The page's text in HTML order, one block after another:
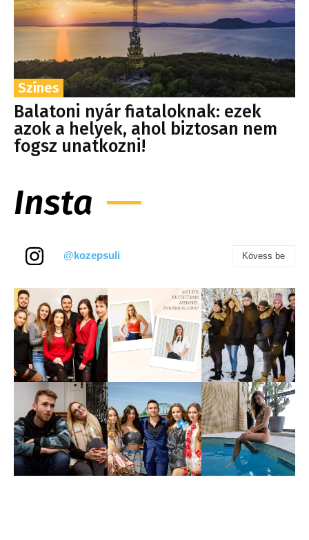
Színes
Balatoni nyár fiataloknak: ezek
azok a helyek, ahol biztosan nem
fogsz unatkozni!
Insta
@kozepsuli Kövess be